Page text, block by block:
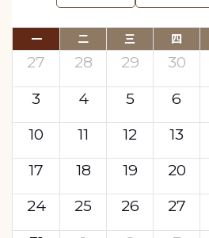
一 二 三 四
27 28 29 30
3
4 5 6
10
11 12 13
17
18 19 20
24
25 26 27